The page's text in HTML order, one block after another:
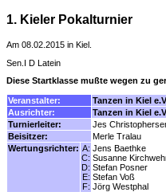
1. Kieler Pokalturnier
Am 08.02.2015 in Kiel.
Sen.I D Latein
Diese Startklasse mußte wegen zu
Veranstalter:
Tanzen in Kiel
Ausrichter:
Tanzen in Kiel
Turnierleiter:
Jes
Beisitzer:
Merle Tralau
Wertungsrichter: A:
C:
D:
E:
F:
Jens Baethke
Susanne
Stefan Posner
Stefan Voß
Jörg Westphal